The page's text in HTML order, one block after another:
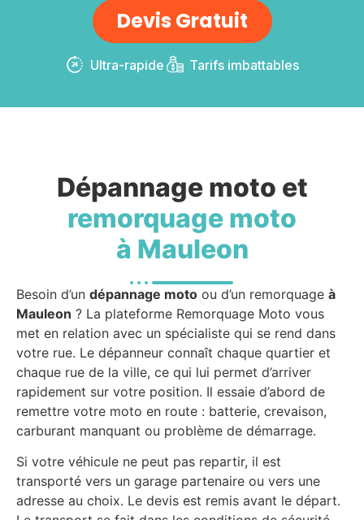
Devis Gratuit
Ultra-rapide Tarifs imbattables
Dépannage moto et
remorquage moto
à Mauleon
Besoin d’un dépannage moto ou d’un remorquage à
Mauleon ? La plateforme Remorquage Moto vous
met en relation avec un spécialiste qui se rend dans
votre rue. Le dépanneur connaît chaque quartier et
chaque rue de la ville, ce qui lui permet d’arriver
rapidement sur votre position. Il essaie d’abord de
remettre votre moto en route : batterie, crevaison,
carburant manquant ou problème de démarrage.
Si votre véhicule ne peut pas repartir, il est
transporté vers un garage partenaire ou vers une
adresse au choix. Le devis est remis avant le départ.